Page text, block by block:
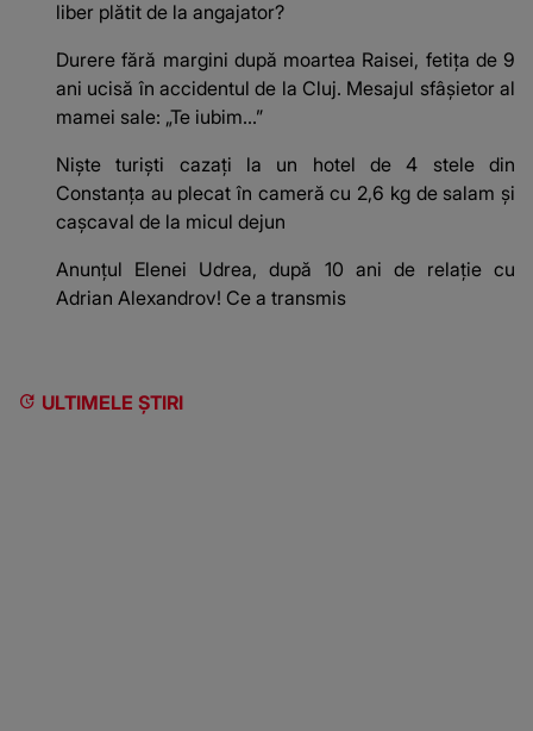
liber plătit de la angajator?
Durere fără margini după moartea Raisei, fetița de 9
ani ucisă în accidentul de la Cluj. Mesajul sfâșietor al
mamei sale: „Te iubim…”
Niște turiști cazați la un hotel de 4 stele din
Constanța au plecat în cameră cu 2,6 kg de salam și
cașcaval de la micul dejun
Anunțul Elenei Udrea, după 10 ani de relație cu
Adrian Alexandrov! Ce a transmis
ULTIMELE ȘTIRI